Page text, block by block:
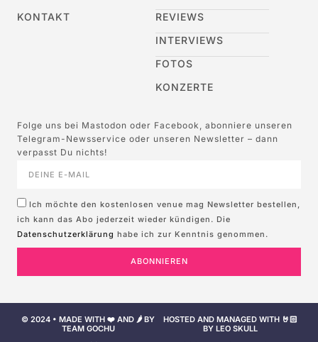
KONTAKT
REVIEWS
INTERVIEWS
FOTOS
KONZERTE
Folge uns bei Mastodon oder Facebook, abonniere unseren
Telegram-Newsservice oder unseren Newsletter – dann
verpasst Du nichts!
Ich möchte den kostenlosen venue mag Newsletter bestellen,
ich kann das Abo jederzeit wieder kündigen. Die
Datenschutzerklärung habe ich zur Kenntnis genommen.
ABONNIEREN
© 2024 • MADE WITH ❤️ AND 🌶️ BY
TEAM GOCHU
HOSTED AND MANAGED WITH 🤘🏻
BY LEO SKULL